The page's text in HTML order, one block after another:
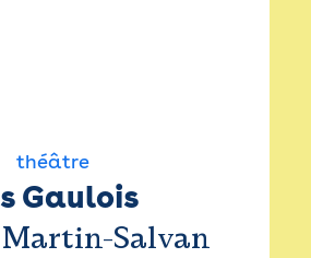
théâtre
Gaulois
Salvan